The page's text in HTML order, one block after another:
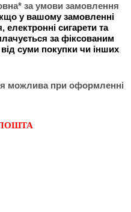
за умови замовлення
у вашому замовленні
сигарети та
за фіксованим
суми покупки чи інших
можлива при оформленні